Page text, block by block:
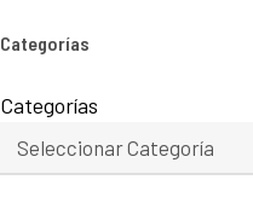
Categorías
Categorías